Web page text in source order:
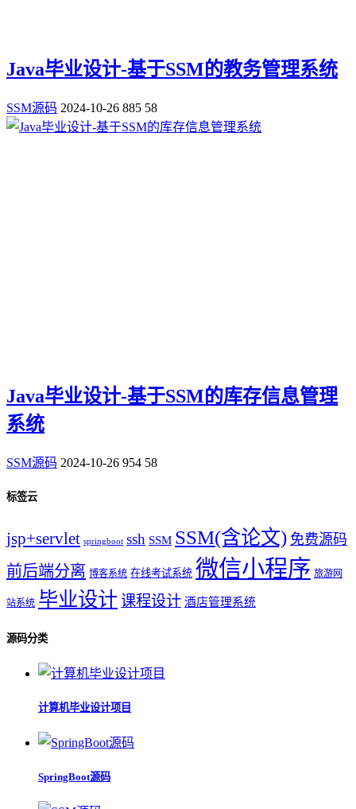
Java毕业设计-基于SSM的教务管理系统
SSM源码 2024-10-26 885 58
Java毕业设计-基于SSM的库存信息管理
系统
SSM源码 2024-10-26 954 58
标签云
jsp+servlet springboot ssh SSM SSM(含论文) 免费源码
前后端分离 博客系统 在线考试系统 微信小程序 旅游网
站系统 毕业设计课程设计 酒店管理系统
源码分类
计算机毕业设计项目
SpringBoot源码